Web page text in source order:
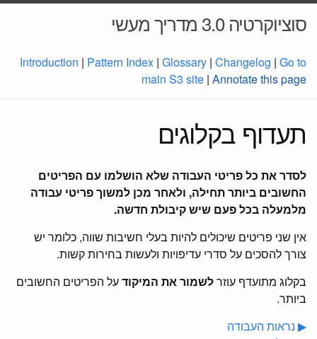
סוציוקרטיה 3.0 מדריך מעשי
Introduction | Pattern Index | Glossary | Changelog | Go to
main S3 site | Annotate this page
תעדוף בקלוגים
לסדר את כל פריטי העבודה שלא הושלמו עם הפריטים
החשובים ביותר תחילה, ולאחר מכן למשוך פריטי עבודה
מלמעלה בכל פעם שיש קיבולת חדשה.
אין שני פריטים שיכולים להיות בעלי חשיבות שווה, כלומר יש
צורך להסכים על סדרי עדיפויות ולעשות בחירות קשות.
בקלוג מתועדף עוזרלשמור את המיקודעל הפריטים החשובים
ביותר.
▶ נראות העבודה